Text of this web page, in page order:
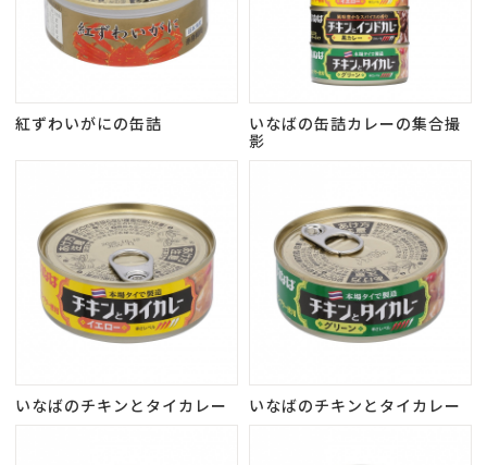
紅ずわいがにの缶詰
いなばの缶詰カレーの集合撮
影
いなばのチキンとタイカレー いなばのチキンとタイカレー